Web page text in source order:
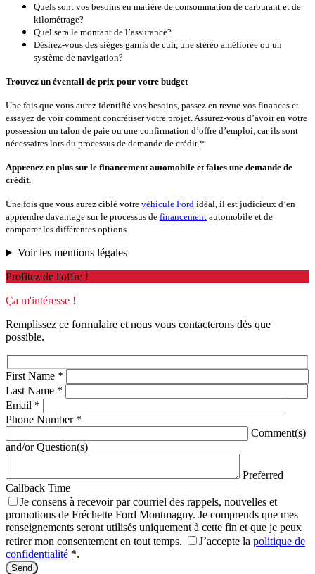
Quels sont vos besoins en matière de consommation de carburant et de
kilométrage?
Quel sera le montant de l’assurance?
Désirez-vous des sièges garnis de cuir, une stéréo améliorée ou un
système de navigation?
Trouvez un éventail de prix pour votre budget
Une fois que vous aurez identifié vos besoins, passez en revue vos finances et
essayez de voir comment concrétiser votre projet. Assurez-vous d’avoir en votre
possession un talon de paie ou une confirmation d’offre d’emploi, car ils sont
nécessaires lors du processus de demande de crédit.*
Apprenez en plus sur le financement automobile et faites une demande de
crédit.
Une fois que vous aurez ciblé votre véhicule Ford idéal, il est judicieux d’en
apprendre davantage sur le processus de financement automobile et de
comparer les différentes options.
Voir les mentions légales
Profitez de l'offre !
Ça m'intéresse !
Remplissez ce formulaire et nous vous contacterons dès que
possible.
First Name *
Last Name *
Email *
Phone Number *
Comment(s)
and/or Question(s)
Preferred
Callback Time
Je consens à recevoir par courriel des rappels, nouvelles et
promotions de Fréchette Ford Montmagny. Je comprends que mes
renseignements seront utilisés uniquement à cette fin et que je peux
retirer mon consentement en tout temps.
J’accepte la politique de
confidentialité *.